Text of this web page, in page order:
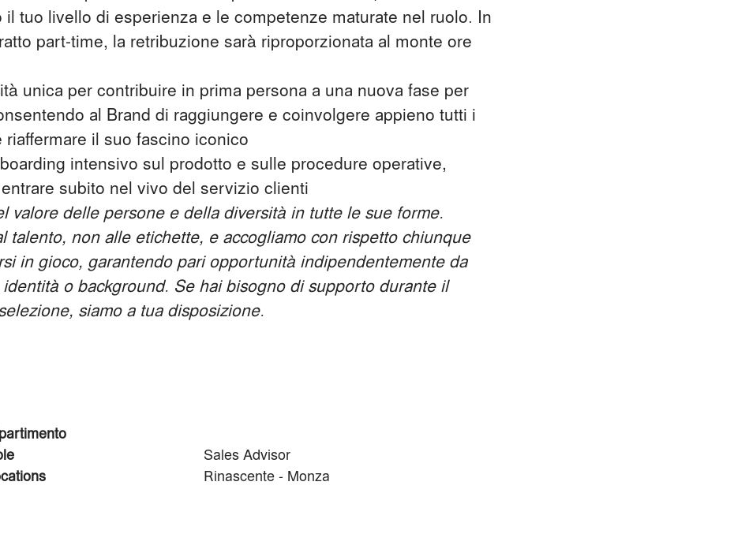
il tuo livello di esperienza e le competenze maturate nel ruolo. In
part-time, la retribuzione sarà riproporzionata al monte ore
unica per contribuire in prima persona a una nuova fase per
al Brand di raggiungere e coinvolgere appieno tutti i
riaffermare il suo fascino iconico
intensivo sul prodotto e sulle procedure operative,
subito nel vivo del servizio clienti
valore delle persone e della diversità in tutte le sue forme.
talento, non alle etichette, e accogliamo con rispetto chiunque
in gioco, garantendo pari opportunità indipendentemente da
o background. Se hai bisogno di supporto durante il
siamo a tua disposizione.
Sales Advisor
Rinascente - Monza